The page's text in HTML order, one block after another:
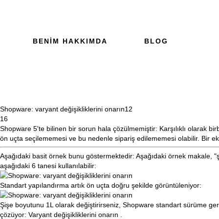
BENIM HAKKIMDA BLOG
Shopware: varyant değişikliklerini onarın12
16
Shopware 5'te bilinen bir sorun hala çözülmemiştir: Karşılıklı olarak
ön uçta seçilememesi ve bu nedenle sipariş edilememesi olabilir. Bir
Aşağıdaki basit örnek bunu göstermektedir: Aşağıdaki örnek
aşağıdaki 6 tanesi kullanılabilir:
Standart yapılandırma artık ön uçta doğru şekilde görüntüleniyor:
Şişe boyutunu 1L olarak değiştirirseniz, Shopware standart sürüme
çözüyor: Varyant değişikliklerini onarın